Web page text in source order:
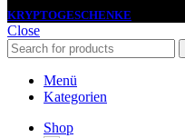
KRYPTOGESCHENKE
Close
Menü
Kategorien
Shop